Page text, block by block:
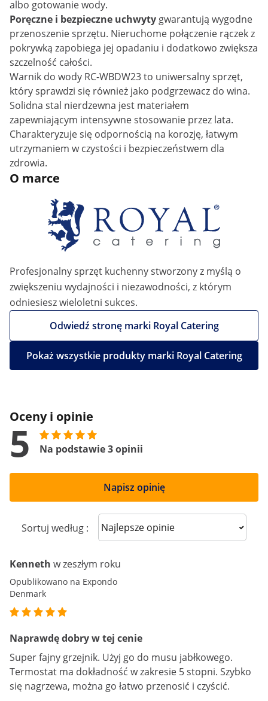
albo gotowanie wody.
Poręczne i bezpieczne uchwyty gwarantują wygodne
przenoszenie sprzętu. Nieruchome połączenie rączek z
pokrywką zapobiega jej opadaniu i dodatkowo zwiększa
szczelność całości.
Warnik do wody RC-WBDW23 to uniwersalny sprzęt,
który sprawdzi się również jako podgrzewacz do wina.
Solidna stal nierdzewna jest materiałem
zapewniającym intensywne stosowanie przez lata.
Charakteryzuje się odpornością na korozję, łatwym
utrzymaniem w czystości i bezpieczeństwem dla
zdrowia.
O marce
Profesjonalny sprzęt kuchenny stworzony z myślą o
zwiększeniu wydajności i niezawodności, z którym
odniesiesz wieloletni sukces.
Odwiedź stronę marki Royal Catering
Pokaż wszystkie produkty marki Royal Catering
Oceny i opinie
5 Na podstawie 3 opinii
Napisz opinię
Sortuj według : Sort reviews
Kenneth w zeszłym roku
Opublikowano na Expondo
Denmark
Naprawdę dobry w tej cenie
Super fajny grzejnik. Użyj go do musu jabłkowego.
Termostat ma dokładność w zakresie 5 stopni. Szybko
się nagrzewa, można go łatwo przenosić i czyścić.